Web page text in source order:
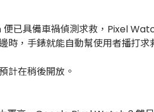
已具備車禍偵測求救，Pixel
，手錶就能自動幫使用者播打求
計在稍後開放。